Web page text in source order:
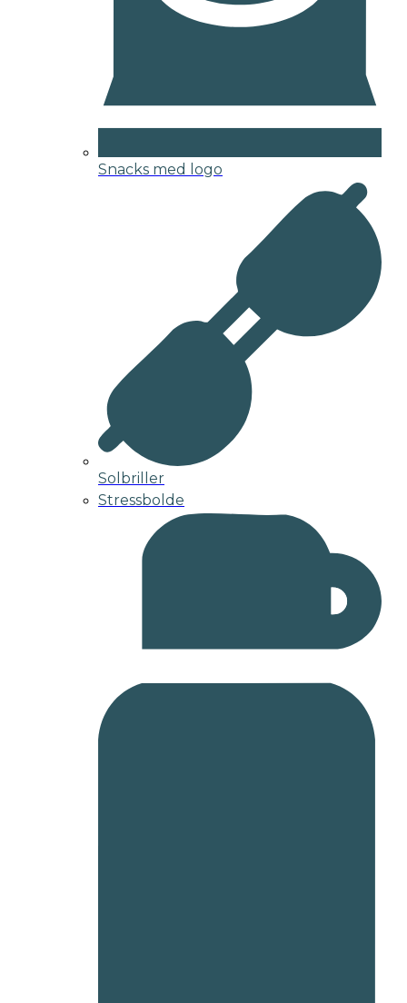
Snacks med logo
Solbriller
Stressbolde